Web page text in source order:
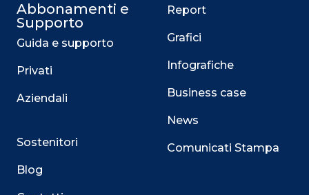
Abbonamenti e
Supporto
Guida e supporto
Privati
Aziendali
Sostenitori
Blog
Report
Grafici
Infografiche
Business case
News
Comunicati Stampa